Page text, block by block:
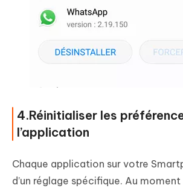
4.Réinitialiser les
l’application
Chaque application sur votre
d’un réglage spécifique. Au moment